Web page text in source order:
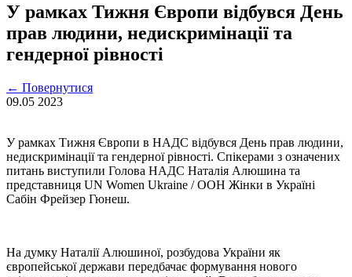
У рамках Тижня Європи відбувся День
прав людини, недискримінації та
гендерної рівності
← Повернутися
09.05 2023
У рамках Тижня Європи в НАДС відбувся День прав людини,
недискримінації та гендерної рівності. Спікерами з означених
питань виступили Голова НАДС Наталія Алюшина та
представниця UN Women Ukraine / ООН Жінки в Україні
Сабін Фрейзер Гюнеш.
На думку Наталії Алюшиної, розбудова України як
європейської держави передбачає формування нового